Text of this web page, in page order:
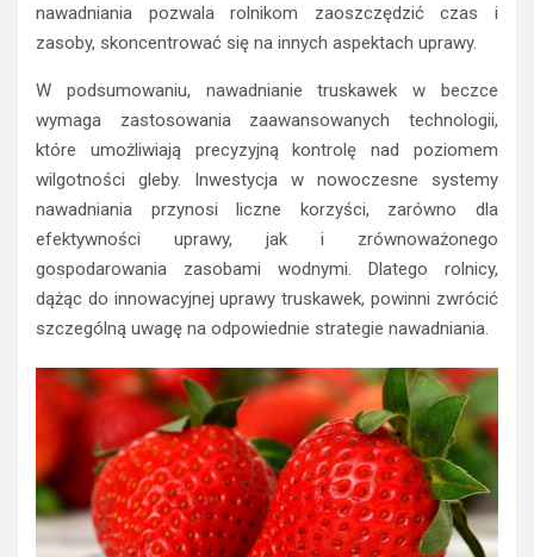
nawadniania pozwala rolnikom zaoszczędzić czas i
zasoby, skoncentrować się na innych aspektach uprawy.
W podsumowaniu, nawadnianie truskawek w beczce
wymaga zastosowania zaawansowanych technologii,
które umożliwiają precyzyjną kontrolę nad poziomem
wilgotności gleby. Inwestycja w nowoczesne systemy
nawadniania przynosi liczne korzyści, zarówno dla
efektywności uprawy, jak i zrównoważonego
gospodarowania zasobami wodnymi. Dlatego rolnicy,
dążąc do innowacyjnej uprawy truskawek, powinni zwrócić
szczególną uwagę na odpowiednie strategie nawadniania.